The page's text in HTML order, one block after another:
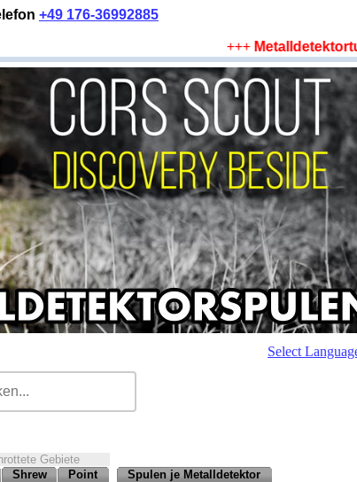
+49 176-36992885
+++
Select
Gebiete
Shrew Point Spulen je Metalldetektor